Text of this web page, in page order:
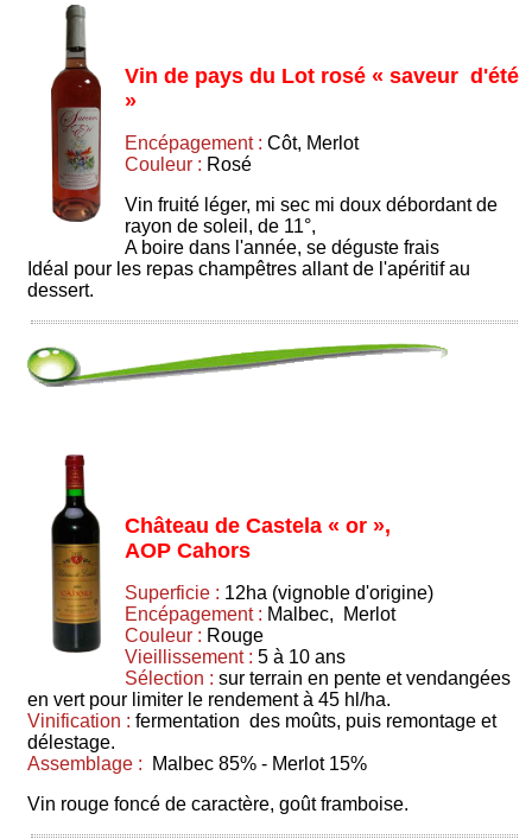
Vin de pays du Lot rosé « saveur d'été
»
Encépagement : Côt, Merlot
Couleur : Rosé
Vin fruité léger, mi sec mi doux débordant de
rayon de soleil, de 11°,
A boire dans l'année, se déguste frais
Idéal pour les repas champêtres allant de l'apéritif au
dessert.
Château de Castela « or »,
AOP Cahors
Superficie : 12ha (vignoble d'origine)
Encépagement : Malbec, Merlot
Couleur : Rouge
Vieillissement : 5 à 10 ans
Sélection : sur terrain en pente et vendangées
en vert pour limiter le rendement à 45 hl/ha.
Vinification : fermentation des moûts, puis remontage et
délestage.
Assemblage : Malbec 85% - Merlot 15%
Vin rouge foncé de caractère, goût framboise.